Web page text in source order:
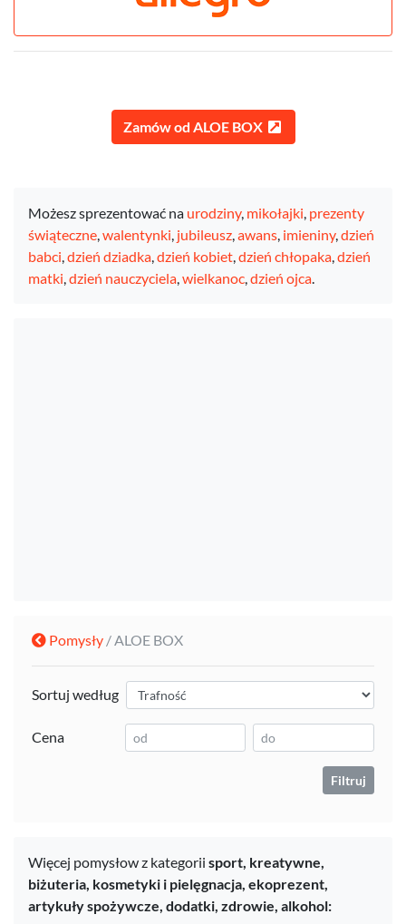
Zamów od ALOE BOX
Możesz sprezentować na urodziny, mikołajki, prezenty
świąteczne,walentynki, jubileusz,awans, imieniny,dzień
babci,dzień dziadka,dzień kobiet,dzień chłopaka,dzień
matki,dzień nauczyciela,wielkanoc,dzień ojca.
Pomysły / ALOE BOX
Sortuj według
Cena
Filtruj
Więcej pomysłow z kategorii sport, kreatywne,
biżuteria, kosmetyki i pielęgnacja, ekoprezent,
artykuły spożywcze, dodatki, zdrowie, alkohol: